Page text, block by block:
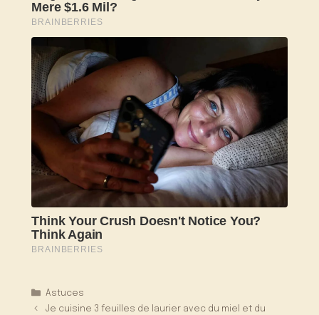
Catégories
Astuces
Je cuisine 3 feuilles de laurier avec du miel et du